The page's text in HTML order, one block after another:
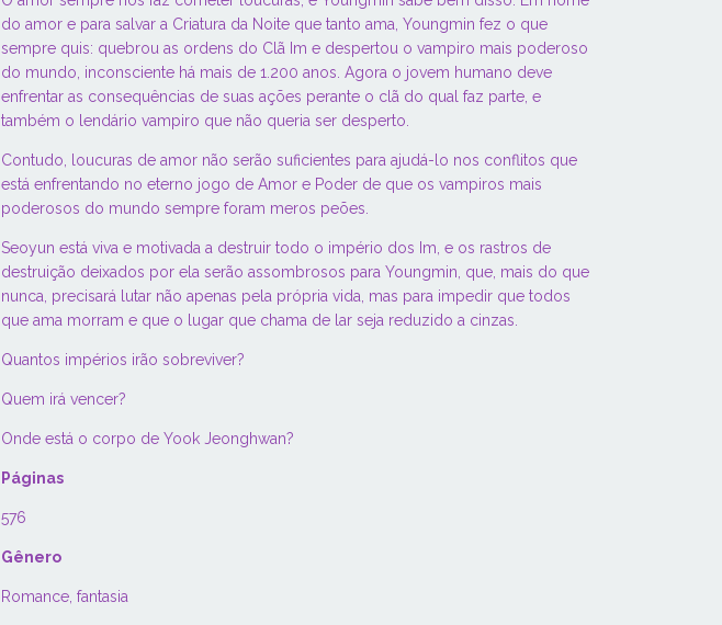
do amor e para salvar a Criatura da Noite que tanto ama, Youngmin fez o que
sempre quis: quebrou as ordens do Clã Im e despertou o vampiro mais poderoso
do mundo, inconsciente há mais de 1.200 anos. Agora o jovem humano deve
enfrentar as consequências de suas ações perante o clã do qual faz parte, e
também o lendário vampiro que não queria ser desperto.
Contudo, loucuras de amor não serão suficientes para ajudá-lo nos conflitos que
está enfrentando no eterno jogo de Amor e Poder de que os vampiros mais
poderosos do mundo sempre foram meros peões.
Seoyun está viva e motivada a destruir todo o império dos Im, e os rastros de
destruição deixados por ela serão assombrosos para Youngmin, que, mais do que
nunca, precisará lutar não apenas pela própria vida, mas para impedir que todos
que ama morram e que o lugar que chama de lar seja reduzido a cinzas.
Quantos impérios irão sobreviver?
Quem irá vencer?
Onde está o corpo de Yook Jeonghwan?
Páginas
576
Gênero
Romance, fantasia